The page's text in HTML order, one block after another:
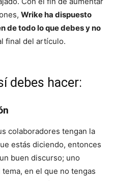
Wrike ha dispuesto
de todo lo que debes y no
final del artículo.
debes hacer:
colaboradores tengan la
estás diciendo, entonces
buen discurso; uno
en el que no tengas